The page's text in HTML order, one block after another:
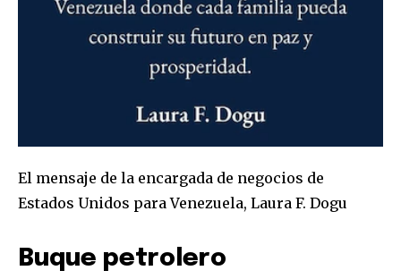
El mensaje de la encargada de negocios de
Estados Unidos para Venezuela, Laura F. Dogu
Buque petrolero